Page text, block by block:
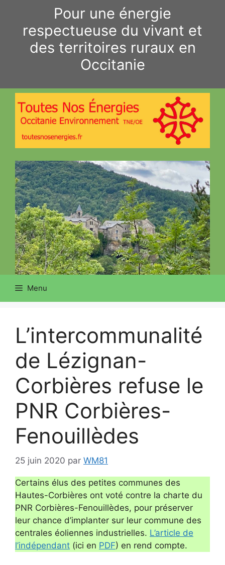
contenu
Pour une énergie
respectueuse du vivant et
des territoires ruraux en
Occitanie
Menu
L’intercommunalité
de Lézignan-
Corbières refuse le
PNR Corbières-
Fenouillèdes
25 juin 2020 par WM81
Certains élus des petites communes des
Hautes-Corbières ont voté contre la charte du
PNR Corbières-Fenouillèdes, pour préserver
leur chance d’implanter sur leur commune des
centrales éoliennes industrielles. L’article de
l’indépendant (ici en PDF) en rend compte.